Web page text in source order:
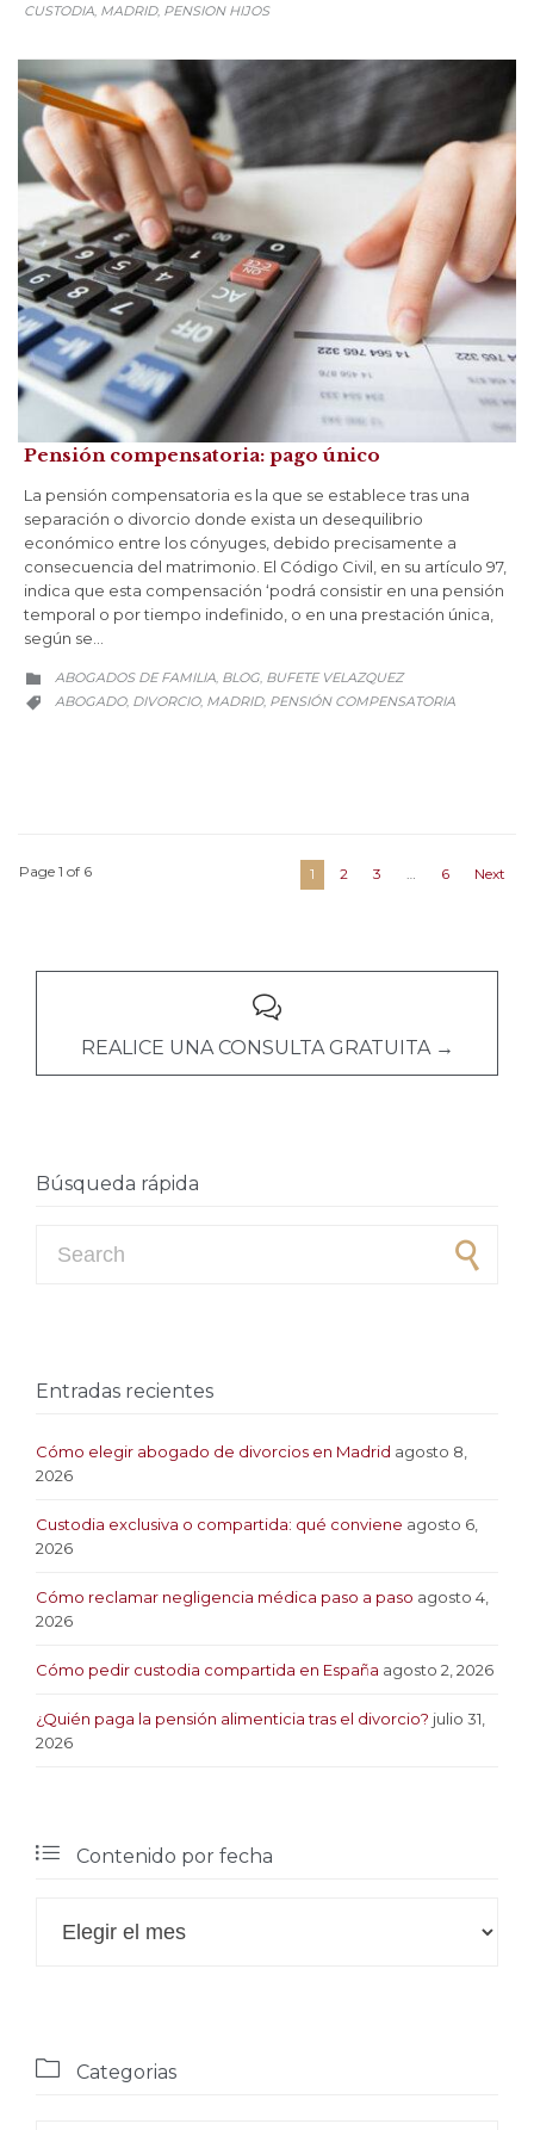
CUSTODIA, MADRID, PENSION HIJOS
Pensión compensatoria: pago único
La pensión compensatoria es la que se establece tras una
separación o divorcio donde exista un desequilibrio
económico entre los cónyuges, debido precisamente a
consecuencia del matrimonio. El Código Civil, en su artículo 97,
indica que esta compensación ‘podrá consistir en una pensión
temporal o por tiempo indefinido, o en una prestación única,
según se…
 CATEGORY
ABOGADOS DE FAMILIA, BLOG, BUFETE VELAZQUEZ
 CATEGORY
ABOGADO, DIVORCIO, MADRID, PENSIÓN COMPENSATORIA
Page 1 of 6 1 2 3 6 Next

REALICE UNA CONSULTA GRATUITA →
Búsqueda rápida
Entradas recientes
Cómo elegir abogado de divorcios en Madrid agosto 8,
2026
Custodia exclusiva o compartida: qué conviene agosto 6,
2026
Cómo reclamar negligencia médica paso a paso agosto 4,
2026
Cómo pedir custodia compartida en España agosto 2, 2026
¿Quién paga la pensión alimenticia tras el divorcio? julio 31,
2026
 Contenido por fecha
Contenido
 Categorias